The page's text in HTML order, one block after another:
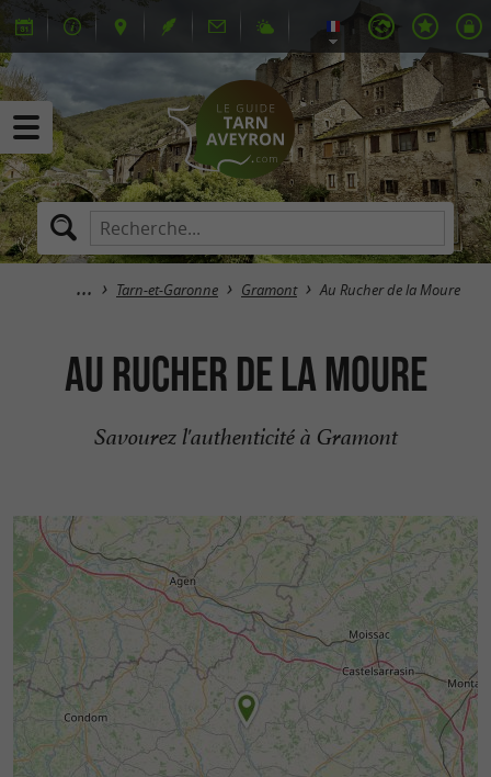
Tarn-et-Garonne Gramont Au Rucher de la Moure
Au Rucher de la Moure
Savourez l'authenticité à Gramont